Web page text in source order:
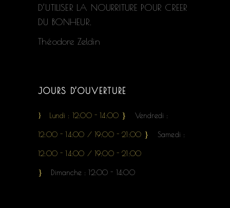
D’UTILISER LA NOURRITURE POUR CREER
DU BONHEUR.
Théodore Zeldin
JOURS D’OUVERTURE
Lundi : 12:00 - 14:00 Vendredi :
12:00 - 14:00 / 19:00 - 21:00 Samedi :
12:00 - 14:00 / 19:00 - 21:00
Dimanche : 12:00 - 14:00